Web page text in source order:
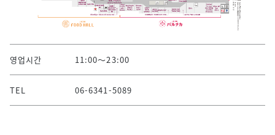
영업시간 11:00～23:00
TEL 06-6341-5089